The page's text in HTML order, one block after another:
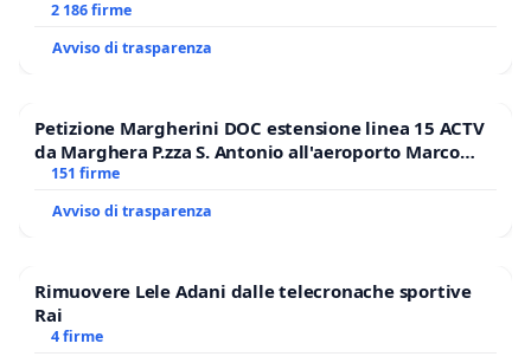
MILANO
2 186 firme
Avviso di trasparenza
Petizione Margherini DOC estensione linea 15 ACTV
da Marghera P.zza S. Antonio all'aeroporto Marco
Polo tariffa a € 1,50
151 firme
Avviso di trasparenza
Rimuovere Lele Adani dalle telecronache sportive
Rai
4 firme